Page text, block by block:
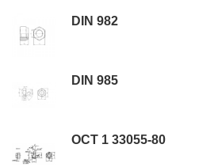
DIN 982
DIN 985
ОСТ 1 33055-80